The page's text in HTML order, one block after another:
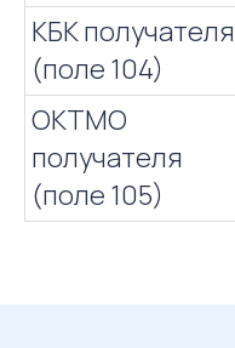
КБК получателя
(поле 104)
ОКТМО
получателя
(поле 105)